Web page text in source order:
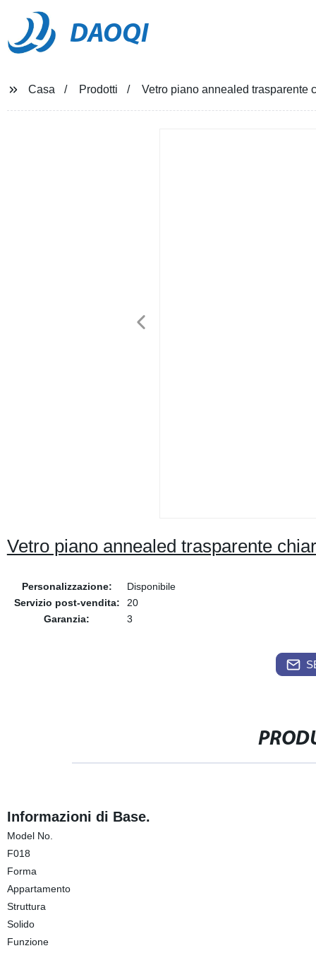
DAOQI
Casa Prodotti Vetro piano annealed trasparente
Vetro piano annealed trasparente
Personalizzazione:
Disponibile
Servizio post-vendita:
20
Garanzia:
3
Informazioni di Base.
Model No.
F018
Forma
Appartamento
Struttura
Solido
Funzione